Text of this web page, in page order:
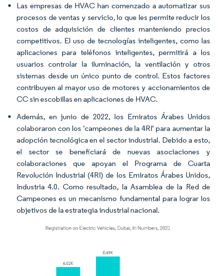
Las empresas de HVAC han comenzado a automatizar sus
procesos de ventas y servicio, lo que les permite reducir los
costos de adquisición de clientes manteniendo precios
competitivos. El uso de tecnologías inteligentes, como las
aplicaciones para teléfonos inteligentes, permitirá a los
usuarios controlar la iluminación, la ventilación y otros
sistemas desde un único punto de control. Estos factores
contribuyen al mayor uso de motores y accionamientos de
CC sin escobillas en aplicaciones de HVAC.
Además, en junio de 2022, los Emiratos Árabes Unidos
colaboraron con los 'campeones de la 4RI' para aumentar la
adopción tecnológica en el sector industrial. Debido a esto,
el sector se beneficiará de nuevas asociaciones y
colaboraciones que apoyan el Programa de Cuarta
Revolución Industrial (4RI) de los Emiratos Árabes Unidos,
Industria 4.0. Como resultado, la Asamblea de la Red de
Campeones es un mecanismo fundamental para lograr los
objetivos de la estrategia industrial nacional.